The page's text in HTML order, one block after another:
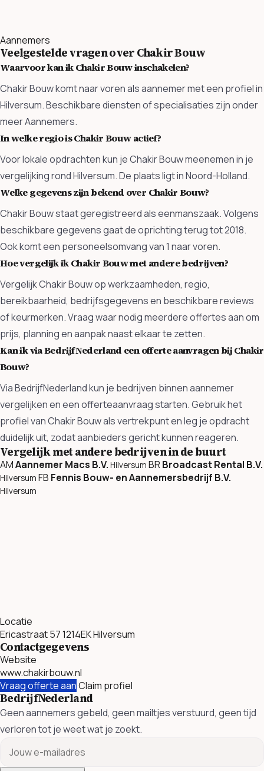
Aannemers
Veelgestelde vragen over Chakir Bouw
Waarvoor kan ik Chakir Bouw inschakelen?
Chakir Bouw komt naar voren als aannemer met een profiel in
Hilversum. Beschikbare diensten of specialisaties zijn onder
meer Aannemers.
In welke regio is Chakir Bouw actief?
Voor lokale opdrachten kun je Chakir Bouw meenemen in je
vergelijking rond Hilversum. De plaats ligt in Noord-Holland.
Welke gegevens zijn bekend over Chakir Bouw?
Chakir Bouw staat geregistreerd als eenmanszaak. Volgens
beschikbare gegevens gaat de oprichting terug tot 2018.
Ook komt een personeelsomvang van 1 naar voren.
Hoe vergelijk ik Chakir Bouw met andere bedrijven?
Vergelijk Chakir Bouw op werkzaamheden, regio,
bereikbaarheid, bedrijfsgegevens en beschikbare reviews
of keurmerken. Vraag waar nodig meerdere offertes aan om
prijs, planning en aanpak naast elkaar te zetten.
Kan ik via BedrijfNederland een offerte aanvragen bij Chakir
Bouw?
Via BedrijfNederland kun je bedrijven binnen aannemer
vergelijken en een offerteaanvraag starten. Gebruik het
profiel van Chakir Bouw als vertrekpunt en leg je opdracht
duidelijk uit, zodat aanbieders gericht kunnen reageren.
Vergelijk met andere bedrijven in de buurt
AMAannemer Macs B.V. Hilversum BR Broadcast Rental B.V.
Hilversum FB Fennis Bouw- en Aannemersbedrijf B.V.
Hilversum
Locatie
Ericastraat 57 1214EK Hilversum
Contactgegevens
Website
www.chakirbouw.nl
Vraag offerte aanClaim profiel
BedrijfNederland
Geen aannemers gebeld, geen mailtjes verstuurd, geen tijd
verloren tot je weet wat je zoekt.